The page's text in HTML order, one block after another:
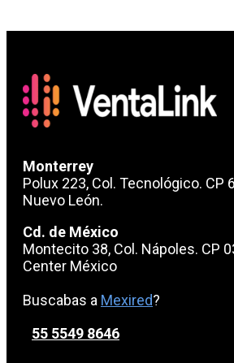
Monterrey
Polux 223, Col. Tecnológico. CP
Nuevo León.
Cd. de México
Montecito 38, Col. Nápoles. CP
Center México
Buscabas a Mexired?
55 5549 8646